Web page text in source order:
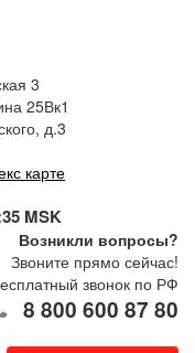
3
25Вк1
д.3
карте
MSK
Возникли вопросы?
Звоните прямо сейчас!
звонок по РФ
8 800 600 87 80